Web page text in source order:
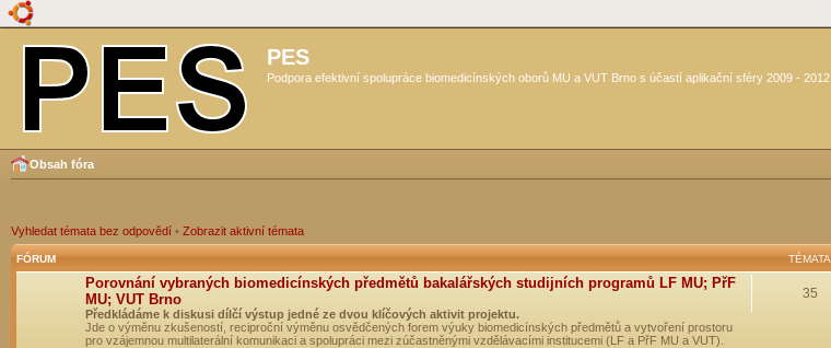
PES
Podpora efektivní spolupráce biomedicínských oborů MU a VUT Brno s účastí aplikační sféry 2009 - 2012
Obsah fóra
Vyhledat témata bez odpovědí • Zobrazit aktivní témata
FÓRUM TÉMATA
Porovnání vybraných biomedicínských předmětů bakalářských studijních programů LF MU; PřF
MU; VUT Brno
Předkládáme k diskusi dílčí výstup jedné ze dvou klíčových aktivit projektu.
Jde o výměnu zkušeností, reciproční výměnu osvědčených forem výuky biomedicínských předmětů a vytvoření prostoru
pro vzájemnou multilaterální komunikaci a spolupráci mezi zúčastněnými vzdělávacími institucemi (LF a PřF MU a VUT).
35